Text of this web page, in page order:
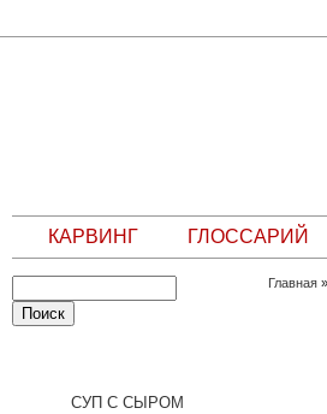
КАРВИНГ ГЛОССАРИЙ
Главная »
СУП С СЫРОМ